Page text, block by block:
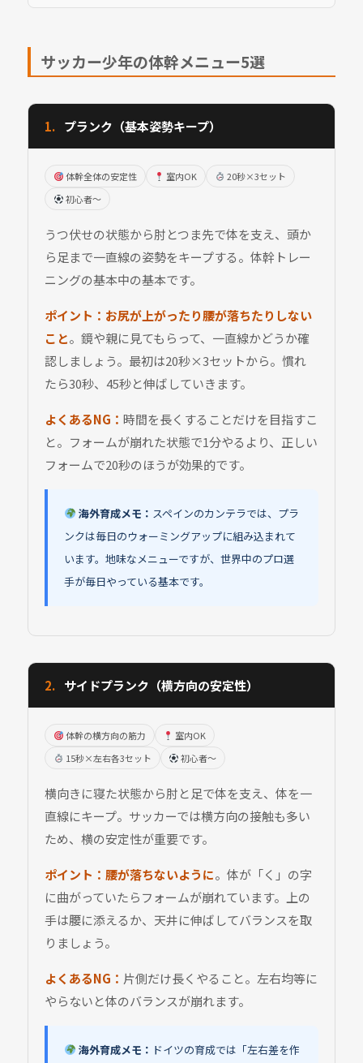
サッカー少年の体幹メニュー5選
1. プランク（基本姿勢キープ）
体幹全体の安定性 室内OK
20秒×3セット
初心者〜
うつ伏せの状態から肘とつま先で体を支え、頭か
ら足まで一直線の姿勢をキープする。体幹トレー
ニングの基本中の基本です。
ポイント： お尻が上がったり腰が落ちたりしない
こと。鏡や親に見てもらって、一直線かどうか確
認しましょう。最初は20秒×3セットから。慣れ
たら30秒、45秒と伸ばしていきます。
よくあるNG：時間を長くすることだけを目指すこ
と。フォームが崩れた状態で1分やるより、正しい
フォームで20秒のほうが効果的です。
海外育成メモ： スペインのカンテラでは、プラ
ンクは毎日のウォーミングアップに組み込まれて
います。地味なメニューですが、世界中のプロ選
手が毎日やっている基本です。
2. サイドプランク（横方向の安定性）
体幹の横方向の筋力
室内OK
15秒×左右各3セット
初心者〜
横向きに寝た状態から肘と足で体を支え、体を一
直線にキープ。サッカーでは横方向の接触も多い
ため、横の安定性が重要です。
ポイント：腰が落ちないように。体が「く」の字
に曲がっていたらフォームが崩れています。上の
手は腰に添えるか、天井に伸ばしてバランスを取
りましょう。
よくあるNG： 片側だけ長くやること。左右均等に
やらないと体のバランスが崩れます。
海外育成メモ： ドイツの育成では「左右差を作